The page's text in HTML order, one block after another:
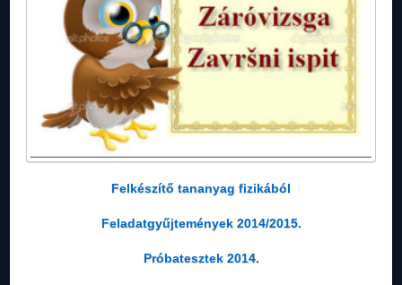
Felkészítő tananyag fizikából
Feladatgyűjtemények 2014/2015.
Próbatesztek 2014.